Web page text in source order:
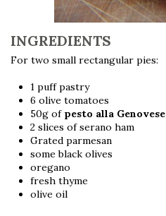
INGREDIENTS
For two small rectangular pies:
1 puff pastry
6 olive tomatoes
50g of pesto alla Genovese
2 slices of serano ham
Grated parmesan
some black olives
oregano
fresh thyme
olive oil